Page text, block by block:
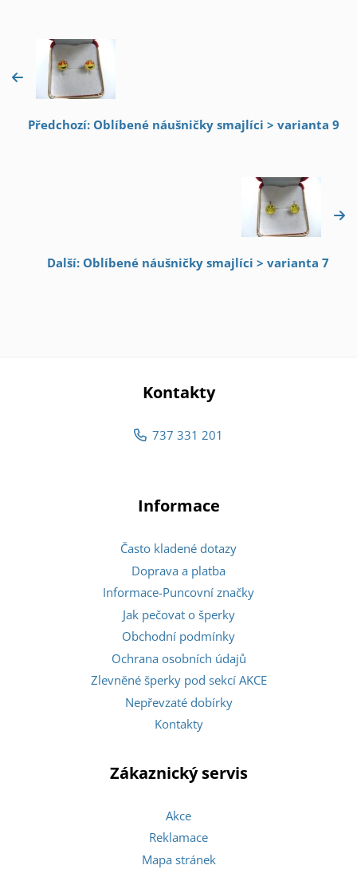
Předchozí: Oblíbené náušničky smajlíci > varianta 9
Další: Oblíbené náušničky smajlíci > varianta 7
Kontakty
737 331 201
Informace
Často kladené dotazy
Doprava a platba
Informace-Puncovní značky
Jak pečovat o šperky
Obchodní podmínky
Ochrana osobních údajů
Zlevněné šperky pod sekcí AKCE
Nepřevzaté dobírky
Kontakty
Zákaznický servis
Akce
Reklamace
Mapa stránek